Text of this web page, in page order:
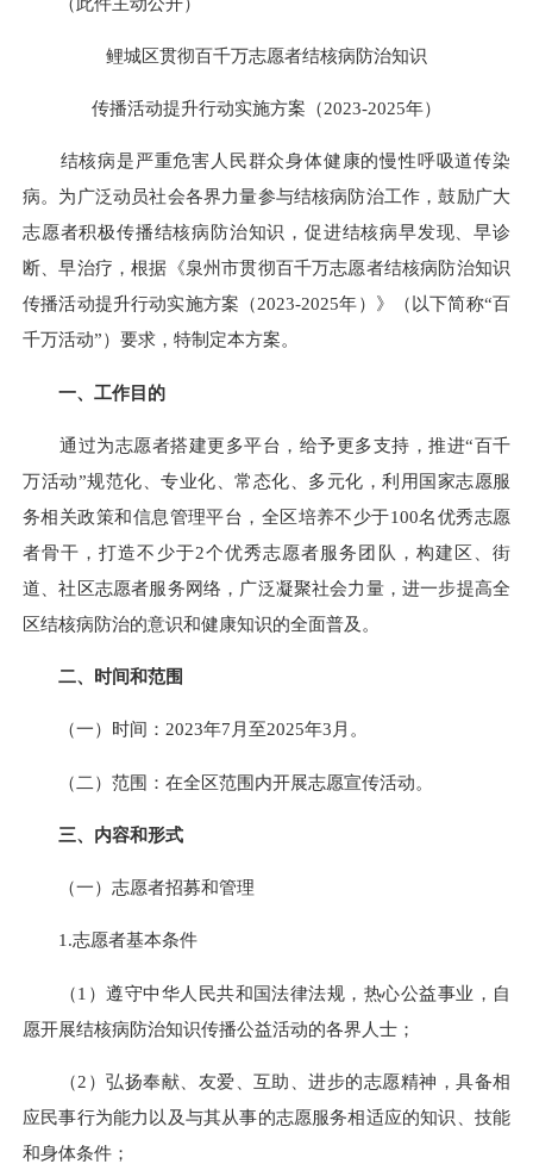
鲤城区贯彻百千万志愿者结核病防治知识
传播活动提升行动实施方案（2023-2025年）
结核病是严重危害人民群众身体健康的慢性呼吸道传染
病。为广泛动员社会各界力量参与结核病防治工作，鼓励广大
志愿者积极传播结核病防治知识，促进结核病早发现、早诊
断、早治疗，根据《泉州市贯彻百千万志愿者结核病防治知识
传播活动提升行动实施方案（2023-2025年）》（以下简称“百
千万活动”）要求，特制定本方案。
一、工作目的
通过为志愿者搭建更多平台，给予更多支持，推进“百千
万活动”规范化、专业化、常态化、多元化，利用国家志愿服
务相关政策和信息管理平台，全区培养不少于100名优秀志愿
者骨干，打造不少于2个优秀志愿者服务团队，构建区、街
道、社区志愿者服务网络，广泛凝聚社会力量，进一步提高全
区结核病防治的意识和健康知识的全面普及。
二、时间和范围
（一）时间：2023年7月至2025年3月。
（二）范围：在全区范围内开展志愿宣传活动。
三、内容和形式
（一）志愿者招募和管理
1.志愿者基本条件
（1）遵守中华人民共和国法律法规，热心公益事业，自
愿开展结核病防治知识传播公益活动的各界人士；
（2）弘扬奉献、友爱、互助、进步的志愿精神，具备相
应民事行为能力以及与其从事的志愿服务相适应的知识、技能
和身体条件；